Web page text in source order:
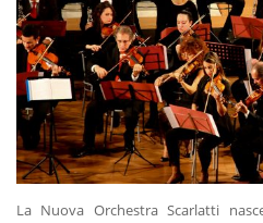
La Nuova Orchestra Scarlatti